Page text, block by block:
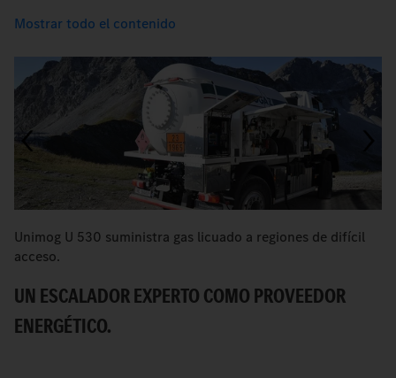
Mostrar todo el contenido
Unimog U 530 suministra gas licuado a regiones de difícil
acceso.
UN ESCALADOR EXPERTO COMO PROVEEDOR
ENERGÉTICO.